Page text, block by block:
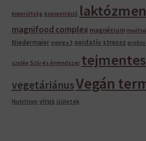
kimerültség koncentráció
magnifood complex magnézium
Niedermaier omega 3 oxidatív stressz
szelén Szív és érrendszer tejmentes
vegetáriánusVegán
Nutrition vírus ízületek